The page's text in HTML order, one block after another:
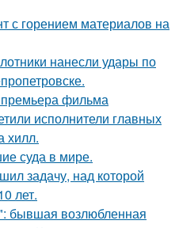
с горением материалов на
нанесли удары по
фильма
исполнители главных
хилл.
суда в мире.
задачу, над которой
лет.
бывшая возлюбленная